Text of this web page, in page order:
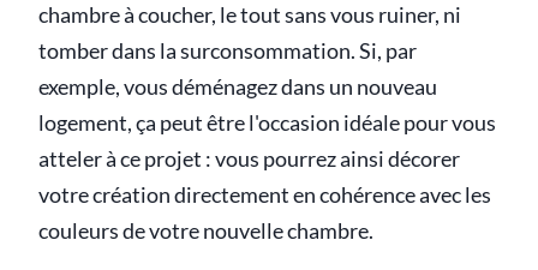
chambre à coucher, le tout sans vous ruiner, ni
tomber dans la surconsommation. Si, par
exemple, vous déménagez dans un nouveau
logement, ça peut être l'occasion idéale pour vous
atteler à ce projet : vous pourrez ainsi décorer
votre création directement en cohérence avec les
couleurs de votre nouvelle chambre.